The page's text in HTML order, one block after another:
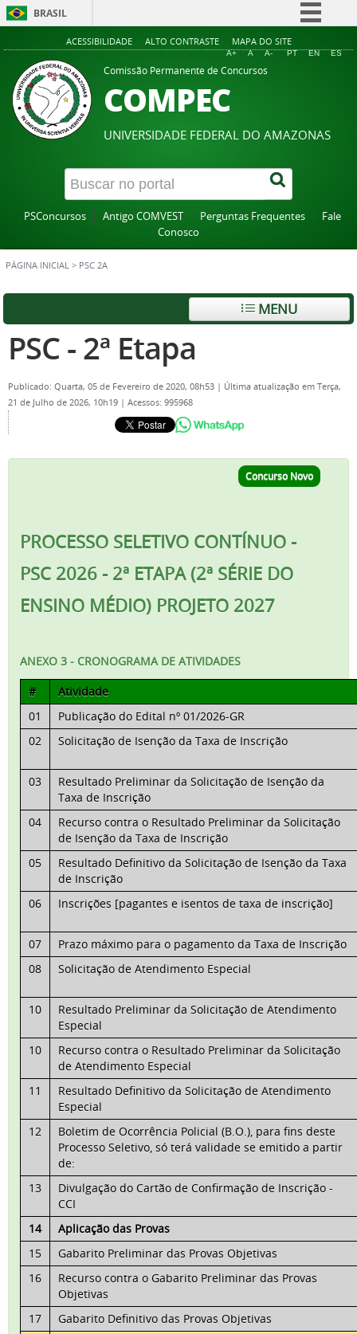
BRASIL
Simplifique!
Comunica BR
Acesso à informação
Legislação
Canais
ACESSIBILIDADE ALTO CONTRASTE MAPA DO SITE
A+ A A- PT EN ES
Comissão Permanente de Concursos
COMPEC
UNIVERSIDADE FEDERAL DO AMAZONAS
PSConcursos Antigo COMVEST Perguntas Frequentes
Fale
Conosco
PÁGINA INICIAL > PSC 2A
MENU
PSC - 2ª Etapa
Publicado: Quarta, 05 de Fevereiro de 2020, 08h53 | Última atualização em Terça,
21 de Julho de 2026, 10h19 | Acessos: 995968
Concurso Novo
PROCESSO SELETIVO CONTÍNUO -
PSC 2026 - 2ª ETAPA (2ª SÉRIE DO
ENSINO MÉDIO) PROJETO 2027
ANEXO 3 - CRONOGRAMA DE ATIVIDADES
#
Atividade
01
Publicação do Edital nº 01/2026-GR
02
Solicitação de Isenção da Taxa de Inscrição
03
Resultado Preliminar da Solicitação de Isenção da
Taxa de Inscrição
04
Recurso contra o Resultado Preliminar da Solicitação
de Isenção da Taxa de Inscrição
05
Resultado Definitivo da Solicitação de Isenção da Taxa
de Inscrição
06
Inscrições [pagantes e isentos de taxa de inscrição]
07
Prazo máximo para o pagamento da Taxa de Inscrição
08
Solicitação de Atendimento Especial
10
Resultado Preliminar da Solicitação de Atendimento
Especial
10
Recurso contra o Resultado Preliminar da Solicitação
de Atendimento Especial
11
Resultado Definitivo da Solicitação de Atendimento
Especial
12
Boletim de Ocorrência Policial (B.O.), para fins deste
Processo Seletivo, só terá validade se emitido a partir
de:
13
Divulgação do Cartão de Confirmação de Inscrição -
CCI
14
Aplicação das Provas
15
Gabarito Preliminar das Provas Objetivas
16
Recurso contra o Gabarito Preliminar das Provas
Objetivas
17
Gabarito Definitivo das Provas Objetivas